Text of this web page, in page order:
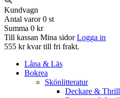
Kundvagn
Antal varor 0 st
Summa 0 kr
Till kassan Mina sidor Logga in
555 kr kvar till fri frakt.
Låna & Läs
Bokrea
Skönlitteratur
Deckare &